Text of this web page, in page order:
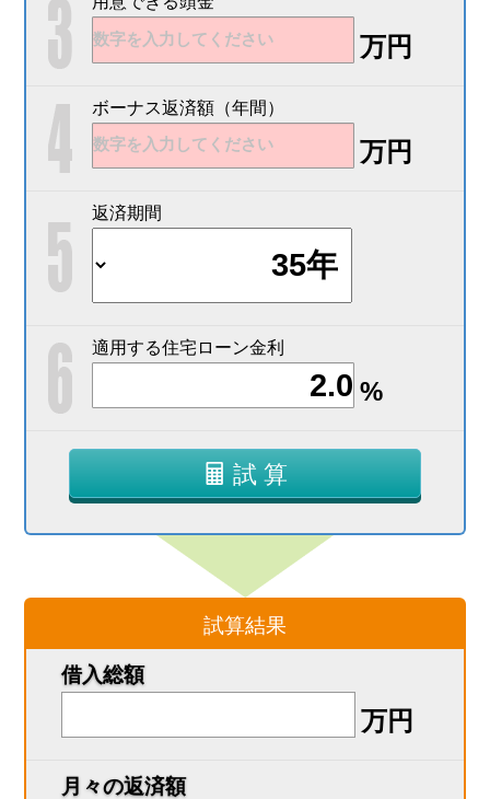
万円
ボーナス返済額（年間）
万円
返済期間
適用する住宅ローン金利
%
試 算
試算結果
借入総額
万円
月々の返済額